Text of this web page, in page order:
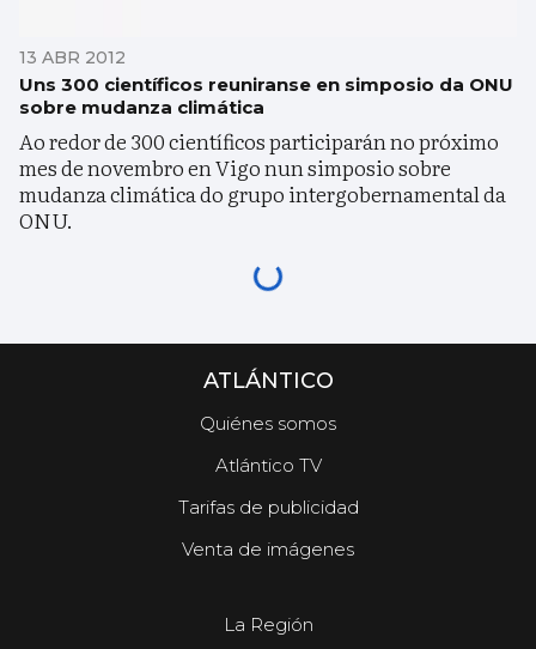
13 ABR 2012
Uns 300 científicos reuniranse en simposio da ONU
sobre mudanza climática
Ao redor de 300 científicos participarán no próximo
mes de novembro en Vigo nun simposio sobre
mudanza climática do grupo intergobernamental da
ONU.
ATLÁNTICO
Quiénes somos
Atlántico TV
Tarifas de publicidad
Venta de imágenes
La Región